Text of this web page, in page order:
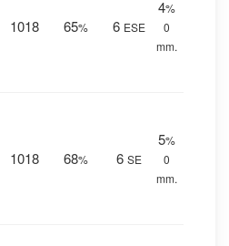
1018 65% 6 ESE
4%
0
mm.
1018 68% 6 SE
5%
0
mm.